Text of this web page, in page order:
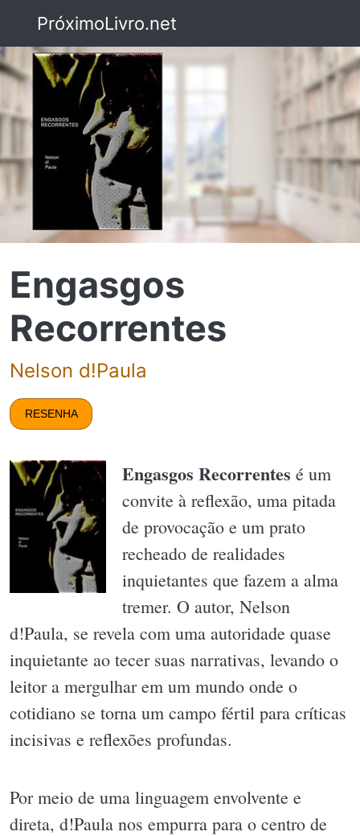
PróximoLivro.net
Engasgos
Recorrentes
Nelson d!Paula
RESENHA
Engasgos Recorrentes é um
convite à reflexão, uma pitada
de provocação e um prato
recheado de realidades
inquietantes que fazem a alma
tremer. O autor, Nelson
d!Paula, se revela com uma autoridade quase
inquietante ao tecer suas narrativas, levando o
leitor a mergulhar em um mundo onde o
cotidiano se torna um campo fértil para críticas
incisivas e reflexões profundas.
Por meio de uma linguagem envolvente e
direta, d!Paula nos empurra para o centro de